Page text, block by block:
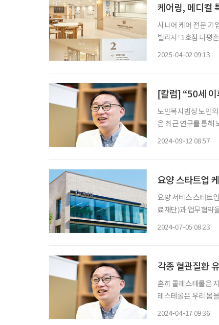
케어링, 메디컬
시니어 케어 전문 기
빌리지’ 1호점 더평촌을 이달
2025-04-02 09:13
[칼럼] “50세 이
노인복지법상 노인
은 최근 연구를 통해
2024-09-12 08:57
요양 스타트업
요양 서비스 스타트
료재단)과 업무협약을 체결했다. 통합재가 서비스와 지역
2024-07-05 08:23
각종 혈관질환
흔히 콜레스테롤은
레스테롤은 우리 몸
2024-04-17 09:36